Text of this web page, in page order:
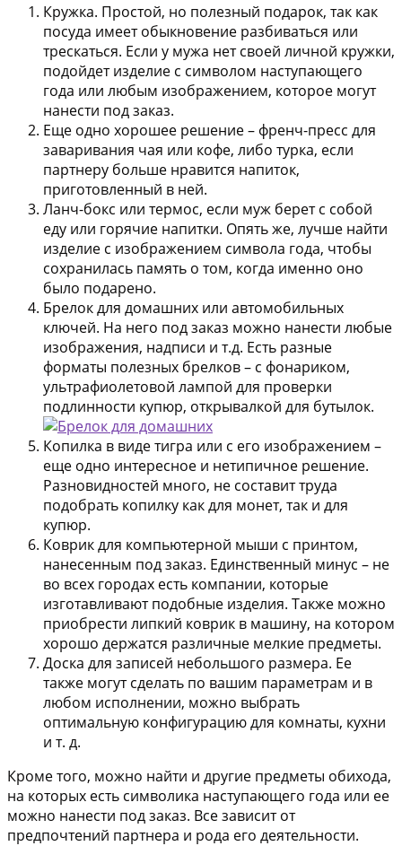
Кружка. Простой, но полезный подарок, так как
посуда имеет обыкновение разбиваться или
трескаться. Если у мужа нет своей личной кружки,
подойдет изделие с символом наступающего
года или любым изображением, которое могут
нанести под заказ.
Еще одно хорошее решение – френч-пресс для
заваривания чая или кофе, либо турка, если
партнеру больше нравится напиток,
приготовленный в ней.
Ланч-бокс или термос, если муж берет с собой
еду или горячие напитки. Опять же, лучше найти
изделие с изображением символа года, чтобы
сохранилась память о том, когда именно оно
было подарено.
Брелок для домашних или автомобильных
ключей. На него под заказ можно нанести любые
изображения, надписи и т.д. Есть разные
форматы полезных брелков – с фонариком,
ультрафиолетовой лампой для проверки
подлинности купюр, открывалкой для бутылок.
Копилка в виде тигра или с его изображением –
еще одно интересное и нетипичное решение.
Разновидностей много, не составит труда
подобрать копилку как для монет, так и для
купюр.
Коврик для компьютерной мыши с принтом,
нанесенным под заказ. Единственный минус – не
во всех городах есть компании, которые
изготавливают подобные изделия. Также можно
приобрести липкий коврик в машину, на котором
хорошо держатся различные мелкие предметы.
Доска для записей небольшого размера. Ее
также могут сделать по вашим параметрам и в
любом исполнении, можно выбрать
оптимальную конфигурацию для комнаты, кухни
и т. д.
Кроме того, можно найти и другие предметы обихода,
на которых есть символика наступающего года или ее
можно нанести под заказ. Все зависит от
предпочтений партнера и рода его деятельности.